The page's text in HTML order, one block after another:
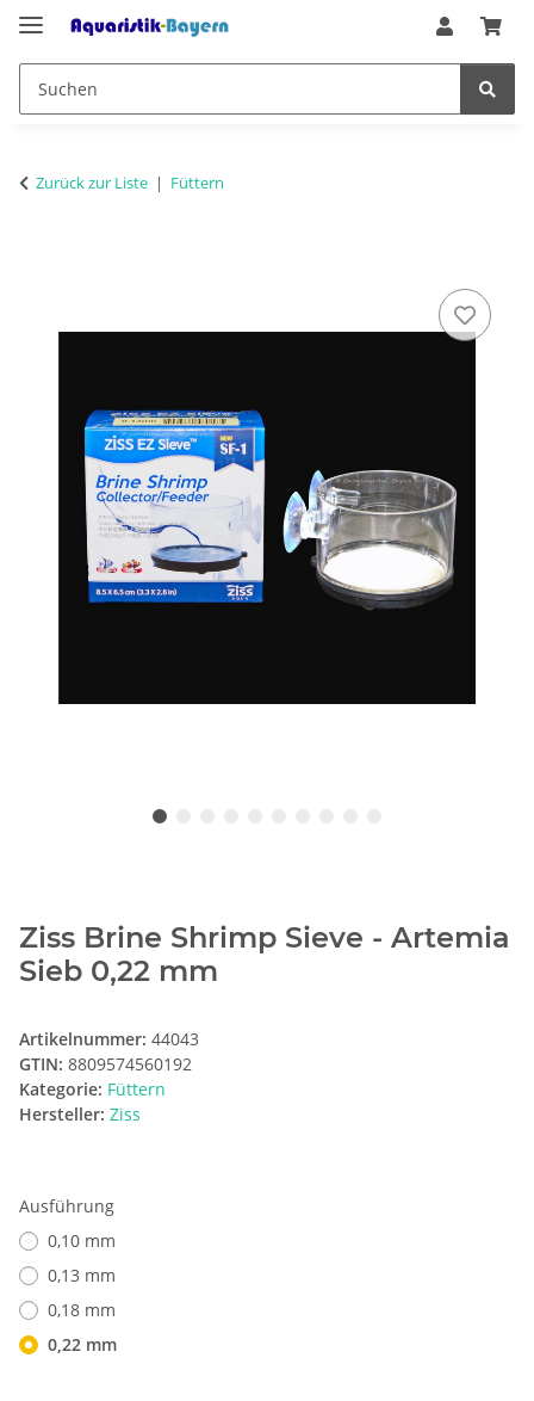
Zurück zur Liste Füttern
Ziss Brine Shrimp Sieve - Artemia
Sieb 0,22 mm
Artikelnummer: 44043
GTIN: 8809574560192
Kategorie: Füttern
Hersteller: Ziss
Ausführung
0,10 mm
0,13 mm
0,18 mm
0,22 mm